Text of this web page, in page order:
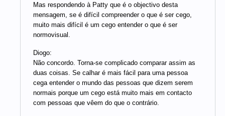
Mas respondendo à Patty que é o objectivo desta
mensagem, se é difícil compreender o que é ser cego,
muito mais difícil é um cego entender o que é ser
normovisual.
Diogo:
Não concordo. Torna-se complicado comparar assim as
duas coisas. Se calhar é mais fácil para uma pessoa
cega entender o mundo das pessoas que dizem serem
normais porque um cego está muito mais em contacto
com pessoas que vêem do que o contrário.